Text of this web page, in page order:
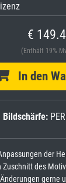
€
(Enthält 19%
In den
Bildschärfe:
der
Zuschnitt des
gerne